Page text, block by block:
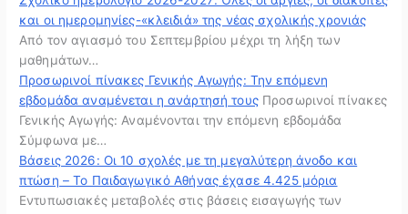
και οι ημερομηνίες-«κλειδιά» της νέας σχολικής χρονιάς
Από τον αγιασμό του Σεπτεμβρίου μέχρι τη λήξη των
μαθημάτων…
Προσωρινοί πίνακες Γενικής Αγωγής: Την επόμενη
εβδομάδα αναμένεται η ανάρτησή τουςΠροσωρινοί πίνακες
Γενικής Αγωγής: Αναμένονται την επόμενη εβδομάδα
Σύμφωνα με…
Βάσεις 2026: Οι 10 σχολές με τη μεγαλύτερη άνοδο και
πτώση – Το Παιδαγωγικό Αθήνας έχασε 4.425 μόρια
Εντυπωσιακές μεταβολές στις βάσεις εισαγωγής των